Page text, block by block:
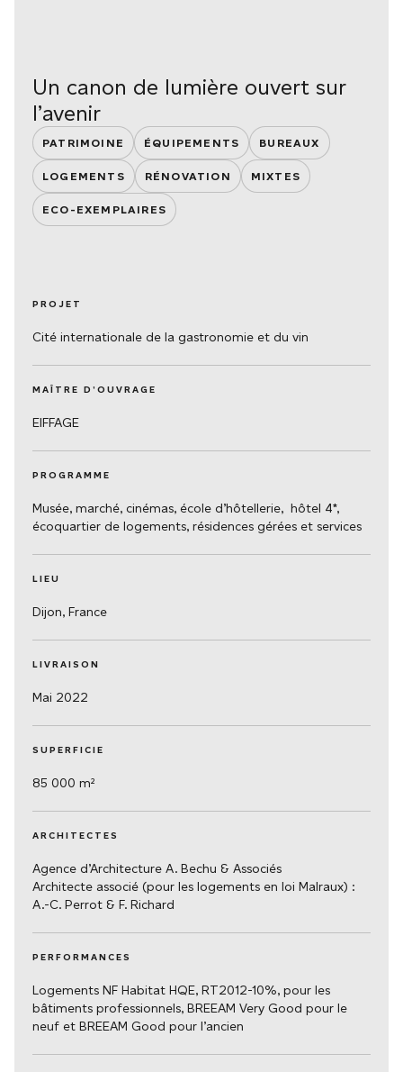
Un canon de lumière ouvert sur
l’avenir
PATRIMOINE ÉQUIPEMENTS BUREAUX
LOGEMENTS RÉNOVATION MIXTES
ECO-EXEMPLAIRES
PROJET
Cité internationale de la gastronomie et du vin
MAÎTRE D’OUVRAGE
EIFFAGE
PROGRAMME
Musée, marché, cinémas, école d’hôtellerie, hôtel 4*,
écoquartier de logements, résidences gérées et services
LIEU
Dijon, France
LIVRAISON
Mai 2022
SUPERFICIE
85 000 m²
ARCHITECTES
Agence d’Architecture A. Bechu & Associés
Architecte associé (pour les logements en loi Malraux) :
A.-C. Perrot & F. Richard
PERFORMANCES
Logements NF Habitat HQE, RT2012-10%, pour les
bâtiments professionnels, BREEAM Very Good pour le
neuf et BREEAM Good pour l’ancien